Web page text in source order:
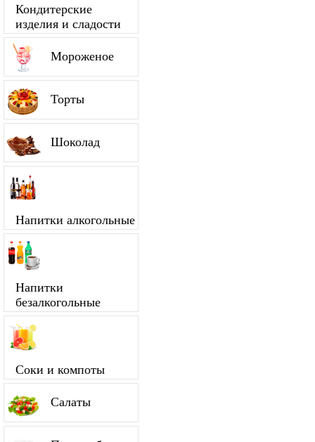
Кондитерские
изделия и сладости
Мороженое
Торты
Шоколад
Напитки алкогольные
Напитки
безалкогольные
Соки и компоты
Салаты